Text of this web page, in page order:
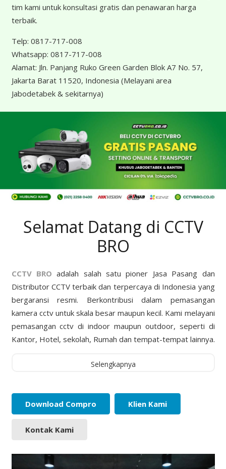
tim kami untuk konsultasi gratis dan penawaran harga
terbaik.
Telp: 0817-717-008
Whatsapp: 0817-717-008
Alamat: Jln. Panjang Ruko Green Garden Blok A7 No. 57,
Jakarta Barat 11520, Indonesia (Melayani area
Jabodetabek & sekitarnya)
Selamat Datang di CCTV
BRO
CCTV BRO adalah salah satu pioner Jasa Pasang dan
Distributor CCTV terbaik dan terpercaya di Indonesia yang
bergaransi resmi. Berkontribusi dalam pemasangan
kamera cctv untuk skala besar maupun kecil. Kami melayani
pemasangan cctv di indoor maupun outdoor, seperti di
Kantor, Hotel, sekolah, Rumah dan tempat-tempat lainnya.
Selengkapnya
Download Compro Klien Kami
Kontak Kami